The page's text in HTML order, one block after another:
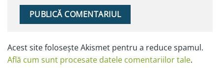
Acest site folosește Akismet pentru a reduce spamul.
Află cum sunt procesate datele comentariilor tale.